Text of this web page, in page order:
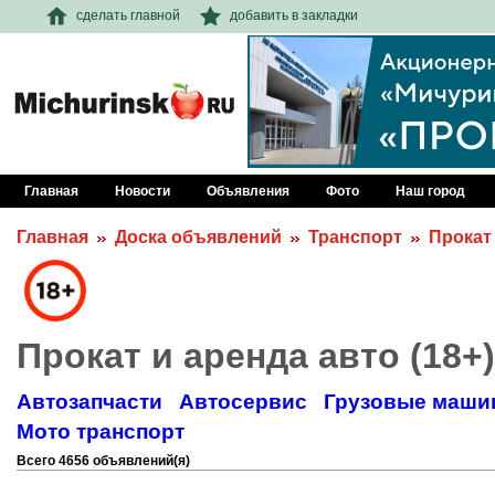
сделать главной добавить в закладки
Главная Новости Объявления Фото Наш город
Главная Доска объявлений Транспорт
Прокат и аренда авто (18+)
Автозапчасти Автосервис
Грузовые
Мото транспорт
Всего 4656 объявлений(я)